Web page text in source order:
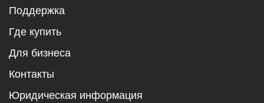
Поддержка
Где купить
Для бизнеса
Контакты
Юридическая информация